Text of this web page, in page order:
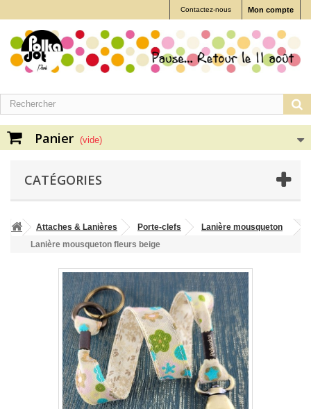
Mon compte
Contactez-nous
Panier (vide)
CATÉGORIES
Attaches & Lanières Porte-clefs
Lanière mousqueton
Lanière mousqueton fleurs beige